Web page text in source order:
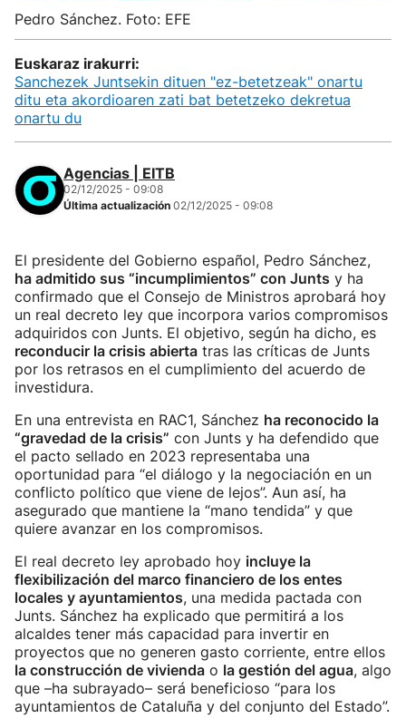
Pedro Sánchez. Foto: EFE
Euskaraz irakurri:
Sanchezek Juntsekin dituen "ez-betetzeak" onartu
ditu eta akordioaren zati bat betetzeko dekretua
onartu du
Agencias | EITB
02/12/2025 - 09:08
Última actualización 02/12/2025 - 09:08
El presidente del Gobierno español, Pedro Sánchez,
ha admitido sus “incumplimientos” con Junts y ha
confirmado que el Consejo de Ministros aprobará hoy
un real decreto ley que incorpora varios compromisos
adquiridos con Junts. El objetivo, según ha dicho, es
reconducir la crisis abierta tras las críticas de Junts
por los retrasos en el cumplimiento del acuerdo de
investidura.
En una entrevista en RAC1, Sánchez ha reconocido la
“gravedad de la crisis” con Junts y ha defendido que
el pacto sellado en 2023 representaba una
oportunidad para “el diálogo y la negociación en un
conflicto político que viene de lejos”. Aun así, ha
asegurado que mantiene la “mano tendida” y que
quiere avanzar en los compromisos.
El real decreto ley aprobado hoy incluye la
flexibilización del marco financiero de los entes
locales y ayuntamientos, una medida pactada con
Junts. Sánchez ha explicado que permitirá a los
alcaldes tener más capacidad para invertir en
proyectos que no generen gasto corriente, entre ellos
la construcción de vivienda o la gestión del agua, algo
que –ha subrayado– será beneficioso “para los
ayuntamientos de Cataluña y del conjunto del Estado”.